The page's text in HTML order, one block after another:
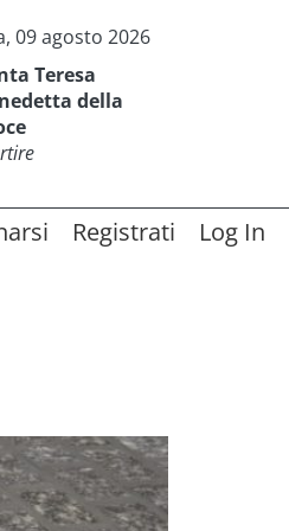
09 agosto 2026
Teresa
della
Registrati Log In